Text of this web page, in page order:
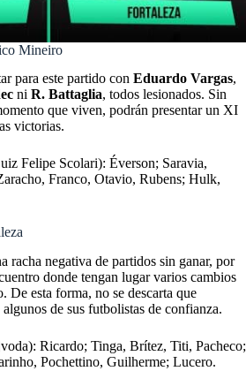
Mineiro
para este partido con Eduardo Vargas,
ni R. Battaglia, todos lesionados. Sin
que viven, podrán presentar un XI
victorias.
Felipe Scolari): Éverson; Saravia,
Franco, Otavio, Rubens; Hulk,
racha negativa de partidos sin ganar, por
donde tengan lugar varios cambios
De esta forma, no se descarta que
de sus futbolistas de confianza.
Ricardo; Tinga, Brítez, Titi, Pacheco;
Pochettino, Guilherme; Lucero.